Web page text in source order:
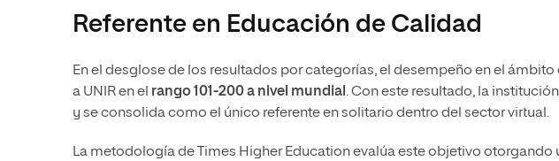
Referente en Educación de Calidad
En el desglose de los resultados por categorías, el desempeño en el
a UNIR en el rango 101-200 a nivel mundial. Con este resultado, la
y se consolida como el único referente en solitario dentro del sector virtual.
La metodología de Times Higher Education evalúa este objetivo otorgando